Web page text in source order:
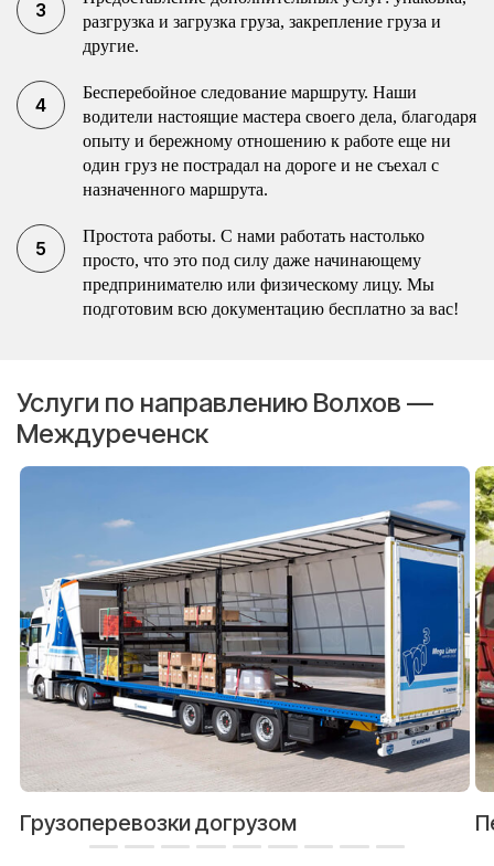
разгрузка и загрузка груза, закрепление груза и
другие.
Бесперебойное следование маршруту. Наши
водители настоящие мастера своего дела, благодаря
опыту и бережному отношению к работе еще ни
один груз не пострадал на дороге и не съехал с
назначенного маршрута.
Простота работы. С нами работать настолько
просто, что это под силу даже начинающему
предпринимателю или физическому лицу. Мы
подготовим всю документацию бесплатно за вас!
Услуги по направлению Волхов —
Междуреченск
Грузоперевозки догрузом